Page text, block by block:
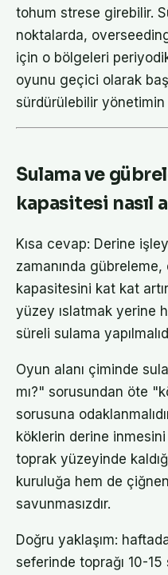
tohum strese girebilir.
noktalarda,
için o bölgeleri
oyunu geçici olarak
sürdürülebilir yönetimin
Sulama ve
kapasitesi nasıl
Kısa cevap: Derine
zamanında
kapasitesini kat kat
yüzey ıslatmak yerine
süreli sulama
Oyun alanı çiminde
mı?" sorusundan öte
sorusuna
köklerin derine
toprak yüzeyinde
kuruluğa hem de
savunmasızdır.
Doğru yaklaşım:
seferinde toprağı 10-